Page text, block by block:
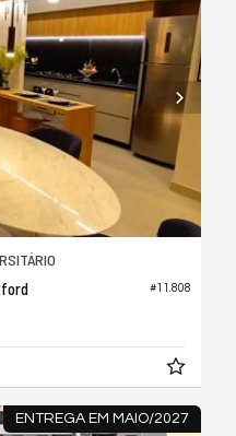
#11.808
ENTREGA EM MAIO/2027